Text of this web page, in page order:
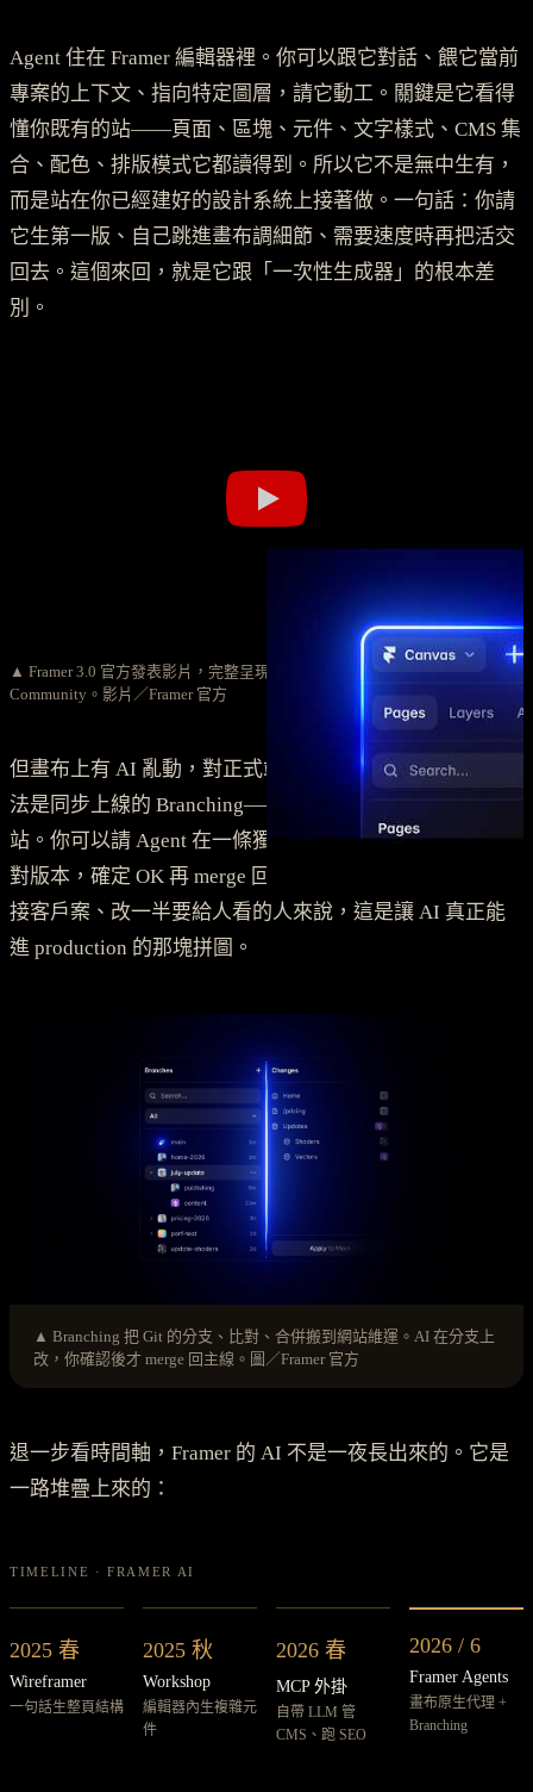
Agent 住在 Framer 編輯器裡。你可以跟它對話、餵它當前
專案的上下文、指向特定圖層，請它動工。關鍵是它看得
懂你既有的站——頁面、區塊、元件、文字樣式、CMS 集
合、配色、排版模式它都讀得到。所以它不是無中生有，
而是站在你已經建好的設計系統上接著做。一句話：你請
它生第一版、自己跳進畫布調細節、需要速度時再把活交
回去。這個來回，就是它跟「一次性生成器」的根本差
別。
▲ Framer 3.0 官方發表影片，完整呈現 Agents、Branching 與新
Community。影片／Framer 官方
但畫布上有 AI 亂動，對正式站來說很危險。Framer 的解
法是同步上線的 Branching——Git 那套分支邏輯搬到網
站。你可以請 Agent 在一條獨立分支上改，審視差異、比
對版本，確定 OK 再 merge 回主線，全程不碰 live 站。對
接客戶案、改一半要給人看的人來說，這是讓 AI 真正能
進 production 的那塊拼圖。
▲ Branching 把 Git 的分支、比對、合併搬到網站維運。AI 在分支上
改，你確認後才 merge 回主線。圖／Framer 官方
退一步看時間軸，Framer 的 AI 不是一夜長出來的。它是
一路堆疊上來的：
TIMELINE · FRAMER AI
2025 春
Wireframer
一句話生整頁結構
2025 秋
Workshop
編輯器內生複雜元
件
2026 春
MCP 外掛
自帶 LLM 管
CMS、跑 SEO
2026 / 6
Framer Agents
畫布原生代理 +
Branching